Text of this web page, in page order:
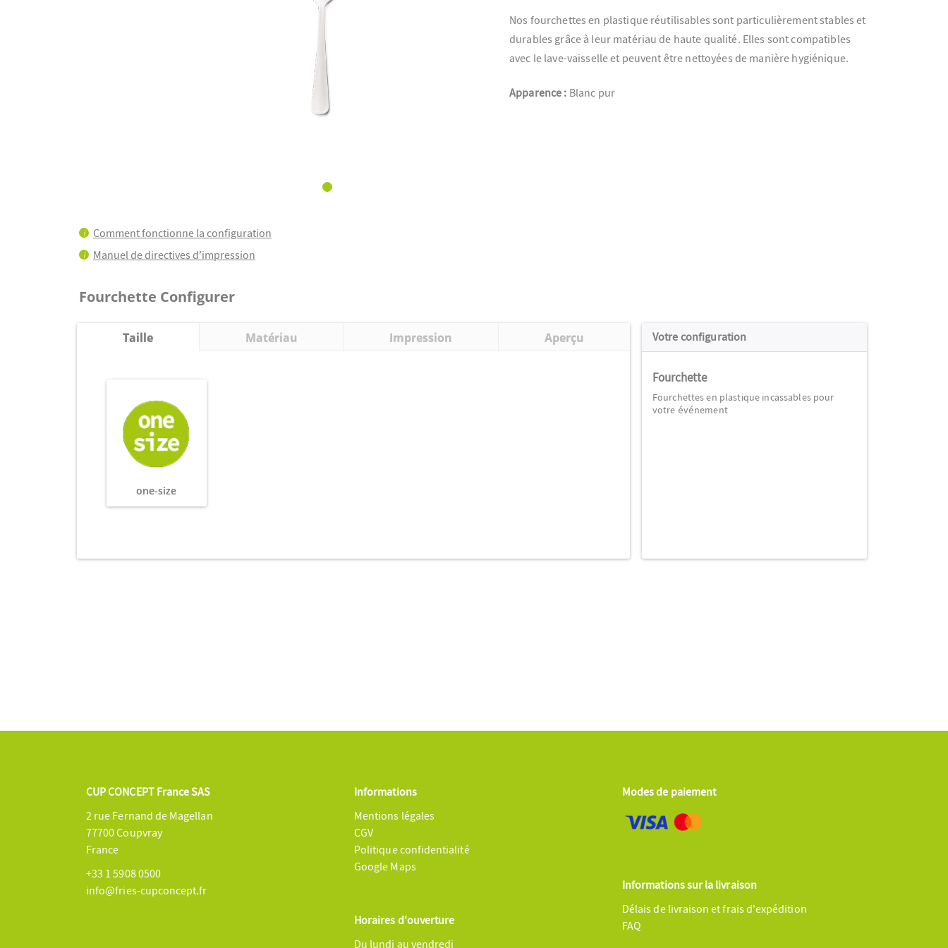
début
la
Nos fourchettes en plastique réutilisables sont particulièrement stables et
durables grâce à leur matériau de haute qualité. Elles sont compatibles
avec le lave-vaisselle et peuvent être nettoyées de manière hygiénique.
Apparence : Blanc pur
i Comment fonctionne la configuration
i Manuel de directives d’impression
Fourchette Configurer
Taille Matériau Impression Aperçu
one-size
Votre configuration
Fourchette
Fourchettes en plastique incassables pour
votre événement
CUP CONCEPT France SAS
2 rue Fernand de Magellan
77700 Coupvray
France
+33 1 5908 0500
info@fries-cupconcept.fr
Informations
Mentions légales
CGV
Politique confidentialité
Google Maps
Horaires d'ouverture
Du lundi au vendredi
Modes de paiement
Informations sur la livraison
Délais de livraison et frais d'expédition
FAQ